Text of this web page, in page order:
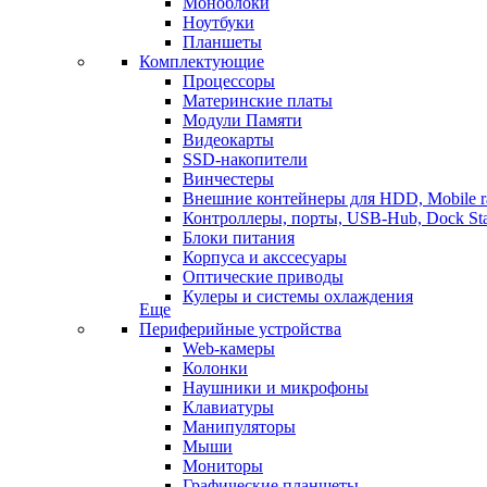
Ноутбуки
Планшеты
Комплектующие
Процессоры
Материнские платы
Модули Памяти
Видеокарты
SSD-накопители
Винчестеры
Внешние контейнеры для HDD, Mobile
Контроллеры, порты, USB-Hub, Dock
Блоки питания
Корпуса и акссесуары
Оптические приводы
Кулеры и системы охлаждения
Еще
Периферийные устройства
Web-камеры
Колонки
Наушники и микрофоны
Клавиатуры
Манипуляторы
Мыши
Мониторы